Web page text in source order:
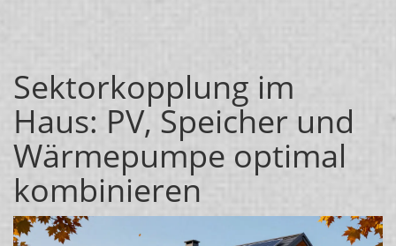
Sektorkopplung im
Haus: PV, Speicher und
Wärmepumpe optimal
kombinieren